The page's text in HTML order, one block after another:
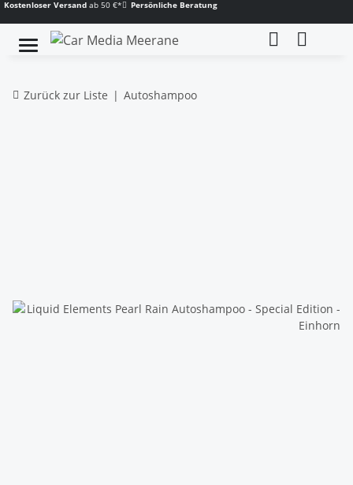
Kostenloser Versand ab 50 €* Persönliche Beratung
Zurück zur Liste Autoshampoo